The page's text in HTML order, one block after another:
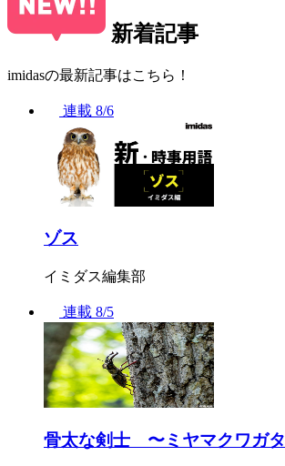
新着記事
imidasの最新記事はこちら！
連載 8/6
ゾス
イミダス編集部
連載 8/5
骨太な剣士 〜ミヤマクワガタ